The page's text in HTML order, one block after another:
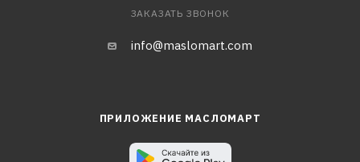
ЗАКАЗАТЬ ЗВОНОК
info@maslomart.com
ПРИЛОЖЕНИЕ МАСЛОМАРТ